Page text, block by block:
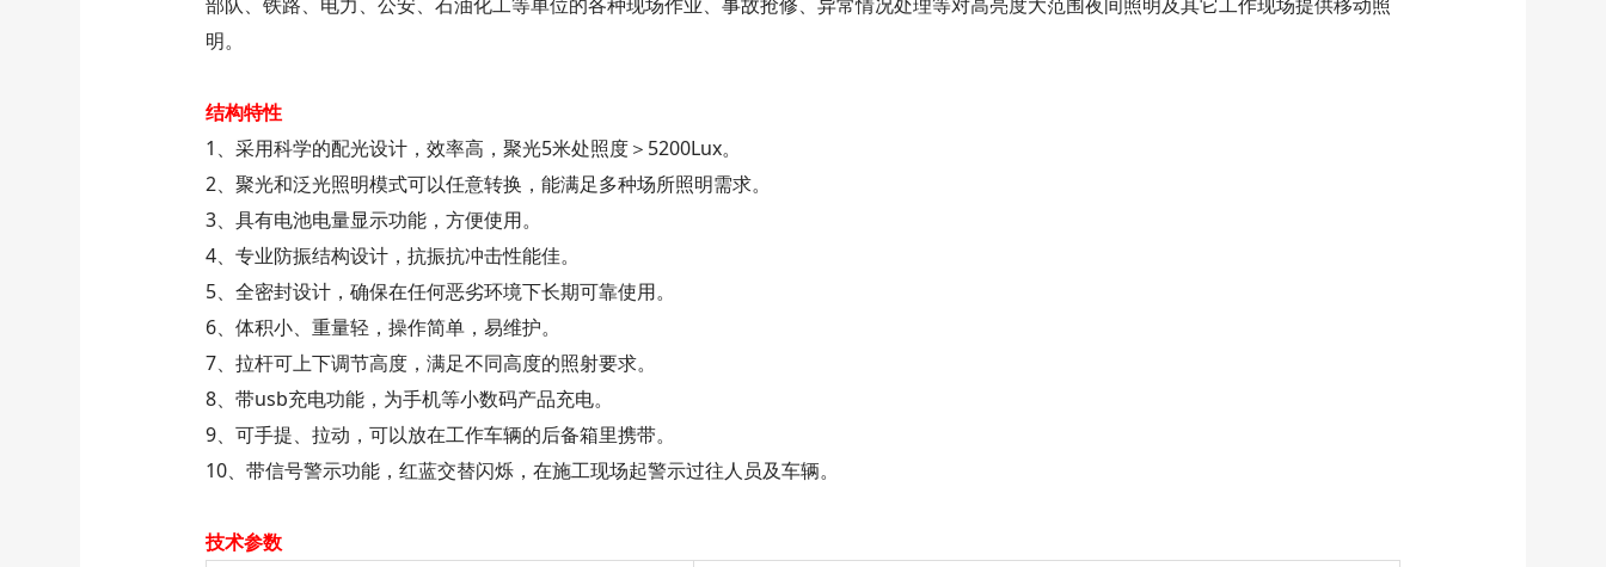
明。
结构特性
1、采用科学的配光设计，效率高，聚光5米处照度＞5200Lux。
2、聚光和泛光照明模式可以任意转换，能满足多种场所照明需求。
3、具有电池电量显示功能，方便使用。
4、专业防振结构设计，抗振抗冲击性能佳。
5、全密封设计，确保在任何恶劣环境下长期可靠使用。
6、体积小、重量轻，操作简单，易维护。
7、拉杆可上下调节高度，满足不同高度的照射要求。
8、带usb充电功能，为手机等小数码产品充电。
9、可手提、拉动，可以放在工作车辆的后备箱里携带。
10、带信号警示功能，红蓝交替闪烁，在施工现场起警示过往人员及车辆。
技术参数